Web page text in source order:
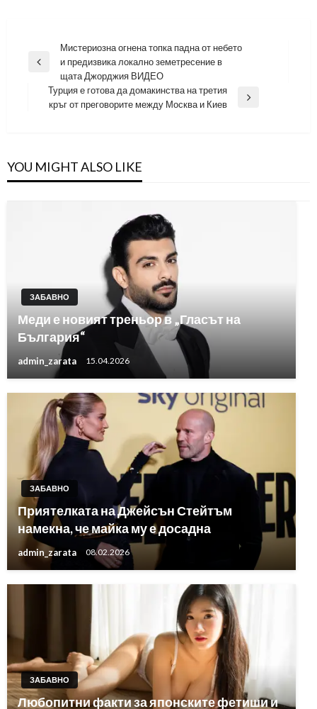
Навигация
Previous
Мистериозна огнена топка падна от небето
и предизвика локално земетресение в
щата Джорджия ВИДЕО
Next
Турция е готова да домакинства на третия
кръг от преговорите между Москва и Киев
YOU MIGHT ALSO LIKE
ЗАБАВНО
Меди е новият треньор в „Гласът на
България“
admin_zarata 15.04.2026
ЗАБАВНО
Приятелката на Джейсън Стейтъм
намекна, че майка му е досадна
admin_zarata 08.02.2026
ЗАБАВНО
Любопитни факти за японските фетиши и